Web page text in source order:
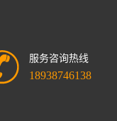
服务咨询热线
18938746138